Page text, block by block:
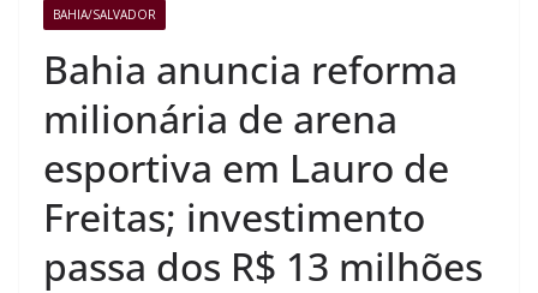
BAHIA/SALVADOR
Bahia anuncia reforma
milionária de arena
esportiva em Lauro de
Freitas; investimento
passa dos R$ 13 milhões